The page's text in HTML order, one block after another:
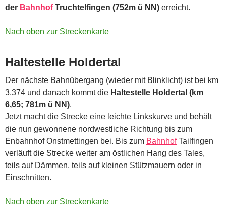
der BahnhofTruchtelfingen (752m ü NN) erreicht.
Nach oben zur Streckenkarte
Haltestelle Holdertal
Der nächste Bahnübergang (wieder mit Blinklicht) ist bei km
3,374 und danach kommt die Haltestelle Holdertal (km
6,65; 781m ü NN).
Jetzt macht die Strecke eine leichte Linkskurve und behält
die nun gewonnene nordwestliche Richtung bis zum
Enbahnhof Onstmettingen bei. Bis zum BahnhofTailfingen
verläuft die Strecke weiter am östlichen Hang des Tales,
teils auf Dämmen, teils auf kleinen Stützmauern oder in
Einschnitten.
Nach oben zur Streckenkarte